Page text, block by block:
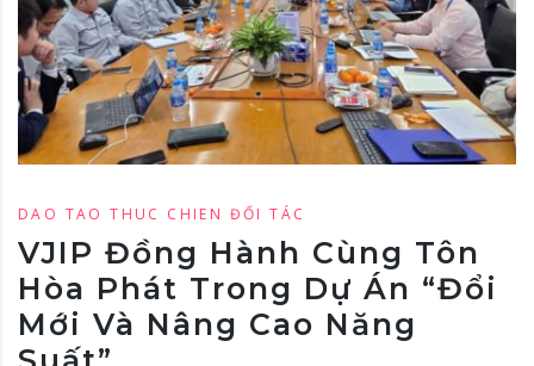
DAO TAO THUC CHIEN ĐỐI TÁC
VJIP Đồng Hành Cùng Tôn
Hòa Phát Trong Dự Án “Đổi
Mới Và Nâng Cao Năng